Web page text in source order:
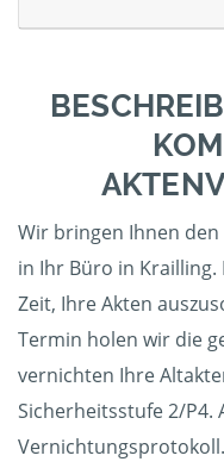
Wir bringen Ihnen
in Ihr Büro in Krailling.
Zeit, Ihre Akten
Termin holen wir die
vernichten Ihre
Sicherheitsstufe 2/P4.